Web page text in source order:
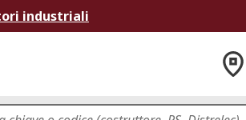
industriali